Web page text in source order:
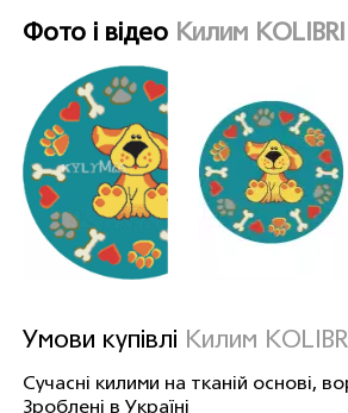
Фото і відео Килим
Умови купівлі Килим
Сучасні килими на тканій основі,
Зроблені в Україні